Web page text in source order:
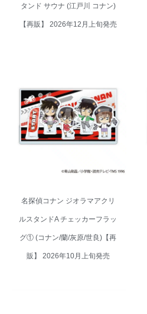
タンド サウナ (江戸川 コナン)
【再販】 2026年12月上旬発売
名探偵コナン ジオラマアクリル
スタンドA チェッカーフラッグ①
(コナン/蘭/灰原/世良)【再販】
2026年10月上旬発売
名探偵コナン ジオラマアクリ
ルスタンドA チェッカーフラッ
グ① (コナン/蘭/灰原/世良)【再
販】 2026年10月上旬発売